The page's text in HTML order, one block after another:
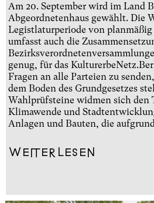
Am 20. September wird im Land
Abgeordnetenhaus gewählt. Die
Legistlaturperiode von
umfasst auch die
Bezirksverordnetenversammlungen
genug, für das
Fragen an alle Parteien zu
dem Boden des Grundgesetzes
Wahlprüfsteine widmen sich den
Klimawende und
Anlagen und Bauten, die
Weiterlesen